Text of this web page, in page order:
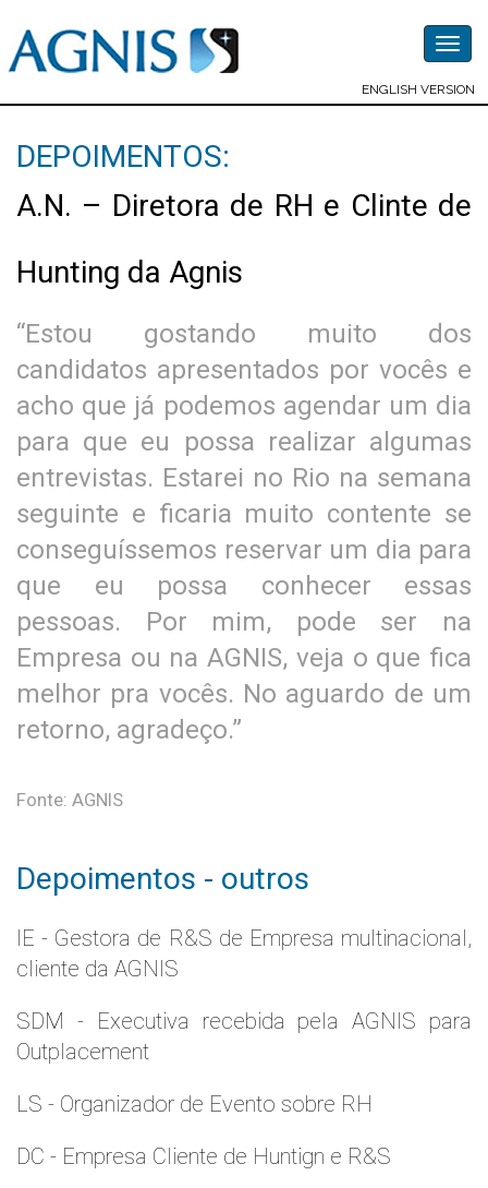
ENGLISH VERSION
DEPOIMENTOS:
A.N. – Diretora de RH e Clinte de
Hunting da Agnis
“Estou gostando muito dos
candidatos apresentados por vocês e
acho que já podemos agendar um dia
para que eu possa realizar algumas
entrevistas. Estarei no Rio na semana
seguinte e ficaria muito contente se
conseguíssemos reservar um dia para
que eu possa conhecer essas
pessoas. Por mim, pode ser na
Empresa ou na AGNIS, veja o que fica
melhor pra vocês. No aguardo de um
retorno, agradeço.”
Fonte: AGNIS
Depoimentos - outros
IE - Gestora de R&S de Empresa multinacional,
cliente da AGNIS
SDM - Executiva recebida pela AGNIS para
Outplacement
LS - Organizador de Evento sobre RH
DC - Empresa Cliente de Huntign e R&S